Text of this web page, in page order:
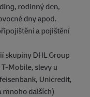
rodinný den,
dny apod.
a pojištění
skupiny DHL Group
Mobile, slevy u
Unicredit,
mnoho dalších)